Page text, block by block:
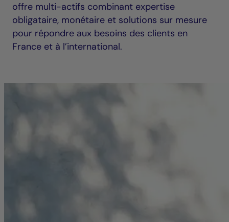
offre multi-actifs combinant expertise
obligataire, monétaire et solutions sur mesure
pour répondre aux besoins des clients en
France et à l’international.